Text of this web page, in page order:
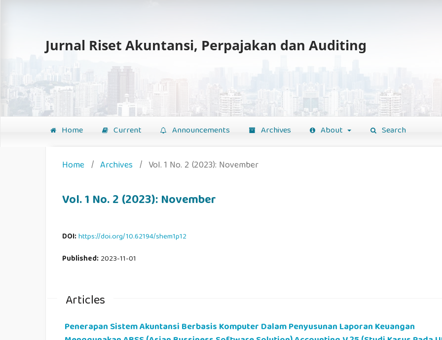
Jurnal Riset Akuntansi, Perpajakan dan Auditing
Home Current Announcements Archives About Search
Home / Archives / Vol. 1 No. 2 (2023): November
Vol. 1 No. 2 (2023): November
DOI:https://doi.org/10.62194/shem1p12
Published:2023-11-01
Articles
Penerapan Sistem Akuntansi Berbasis Komputer Dalam Penyusunan Laporan Keuangan